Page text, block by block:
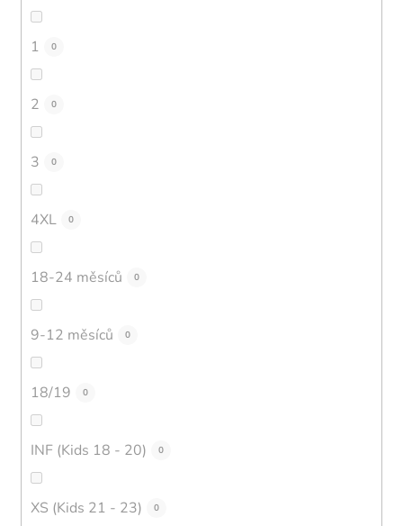
1 0
2 0
3 0
4XL 0
18-24 měsíců 0
9-12 měsíců 0
18/19 0
INF (Kids 18 - 20) 0
XS (Kids 21 - 23) 0